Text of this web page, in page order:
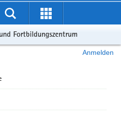
Fortbildungszentrum
Anmelden